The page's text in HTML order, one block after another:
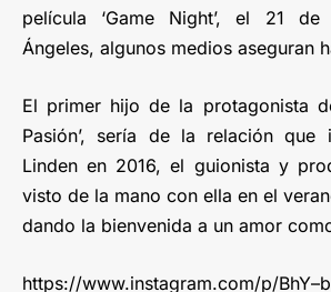
película ‘Game Night’, el 21
Ángeles, algunos medios aseguran
El primer hijo de la protagonista
Pasión’, sería de la relación que
Linden en 2016, el guionista y
visto de la mano con ella en el
dando la bienvenida a un amor
https://www.instagram.com/p/